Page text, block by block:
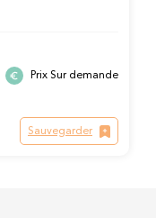
Prix Sur demande
Sauvegarder